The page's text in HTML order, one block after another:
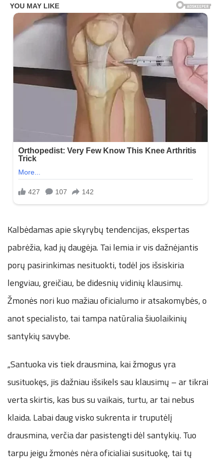
Kalbėdamas apie skyrybų tendencijas, ekspertas
pabrėžia, kad jų daugėja. Tai lemia ir vis dažnėjantis
porų pasirinkimas nesituokti, todėl jos išsiskiria
lengviau, greičiau, be didesnių vidinių klausimų.
Žmonės nori kuo mažiau oficialumo ir atsakomybės, o
anot specialisto, tai tampa natūralia šiuolaikinių
santykių savybe.
„Santuoka vis tiek drausmina, kai žmogus yra
susituokęs, jis dažniau išsikels sau klausimų – ar tikrai
verta skirtis, kas bus su vaikais, turtu, ar tai nebus
klaida. Labai daug visko sukrenta ir truputėlį
drausmina, verčia dar pasistengti dėl santykių. Tuo
tarpu jeigu žmonės nėra oficialiai susituokę, tai tų